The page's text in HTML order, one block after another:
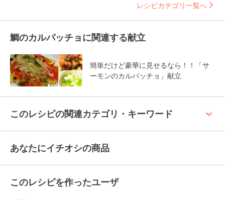
レシピカテゴリ一覧へ
鯛のカルパッチョに関連する献立
簡単だけど豪華に見せるなら！！「サ
ーモンのカルパッチョ」献立
このレシピの関連カテゴリ・キーワード keyboard_arrow_up
あなたにイチオシの商品
このレシピを作ったユーザ